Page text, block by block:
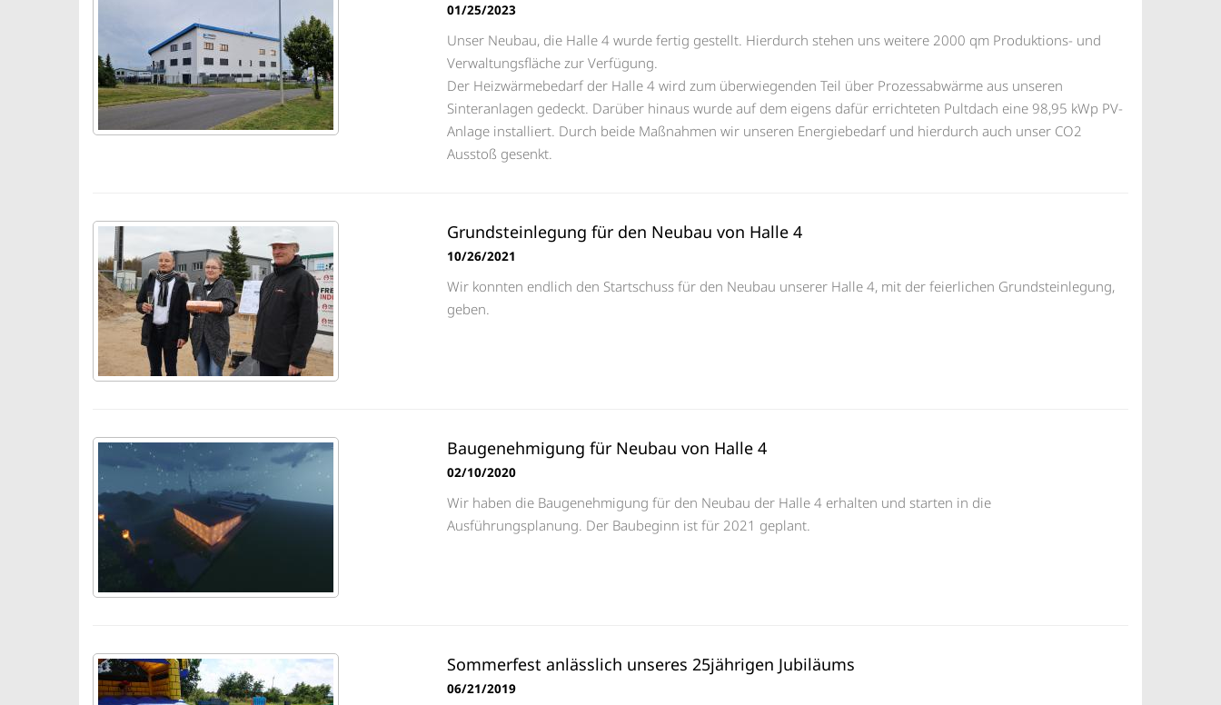
01/25/2023
Unser Neubau, die Halle 4 wurde fertig gestellt. Hierdurch stehen uns weitere 2000 qm Produktions- und
Verwaltungsfläche zur Verfügung.
Der Heizwärmebedarf der Halle 4 wird zum überwiegenden Teil über Prozessabwärme aus unseren
Sinteranlagen gedeckt. Darüber hinaus wurde auf dem eigens dafür errichteten Pultdach eine 98,95 kWp PV-
Anlage installiert. Durch beide Maßnahmen wir unseren Energiebedarf und hierdurch auch unser CO2
Ausstoß gesenkt.
Grundsteinlegung für den Neubau von Halle 4
10/26/2021
Wir konnten endlich den Startschuss für den Neubau unserer Halle 4, mit der feierlichen Grundsteinlegung,
geben.
Baugenehmigung für Neubau von Halle 4
02/10/2020
Wir haben die Baugenehmigung für den Neubau der Halle 4 erhalten und starten in die
Ausführungsplanung. Der Baubeginn ist für 2021 geplant.
Sommerfest anlässlich unseres 25jährigen Jubiläums
06/21/2019